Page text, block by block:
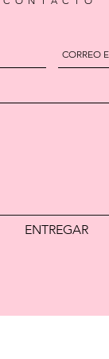
ENTREGAR